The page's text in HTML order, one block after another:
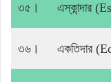
৩৫। এস্কান্দার
৩৬। একতিদার